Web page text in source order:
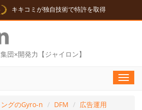
キキコミが独自技術で特許を取得
団×開発力【ジャイロン】
グのGyro-n
DFM 広告運用